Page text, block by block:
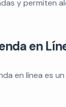
y permiten
en
en línea es